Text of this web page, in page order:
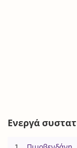
Ενεργά